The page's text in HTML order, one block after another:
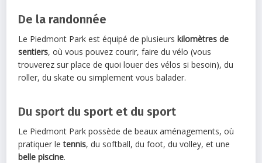
De la randonnée
Le Piedmont Park est équipé de plusieurskilomètres de
sentiers, où vous pouvez courir, faire du vélo (vous
trouverez sur place de quoi louer des vélos si besoin), du
roller, du skate ou simplement vous balader.
Du sport du sport et du sport
Le Piedmont Park possède de beaux aménagements, où
pratiquer letennis, du softball, du foot, du volley, et une
belle piscine.